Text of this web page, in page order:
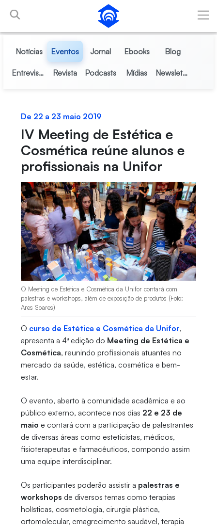
Pular para o Conteúdo principal
Notícias Eventos Jornal Ebooks Blog
Entrevistas Revista Podcasts Mídias Newsletter
De 22 a 23 maio 2019
IV Meeting de Estética e
Cosmética reúne alunos e
profissionais na Unifor
O Meeting de Estética e Cosmética da Unifor contará com
palestras e workshops, além de exposição de produtos (Foto:
Ares Soares)
O curso de Estética e Cosmética da Unifor,
apresenta a 4ª edição do Meeting de Estética e
Cosmética, reunindo profissionais atuantes no
mercado da saúde, estética, cosmética e bem-
estar.
O evento, aberto à comunidade acadêmica e ao
público externo, acontece nos dias 22 e 23 de
maio e contará com a participação de palestrantes
de diversas áreas como esteticistas, médicos,
fisioterapeutas e farmacêuticos, compondo assim
uma equipe interdisciplinar.
Os participantes poderão assistir a palestras e
workshops de diversos temas como terapias
holísticas, cosmetologia, cirurgia plástica,
ortomolecular, emagrecimento saudável, terapia